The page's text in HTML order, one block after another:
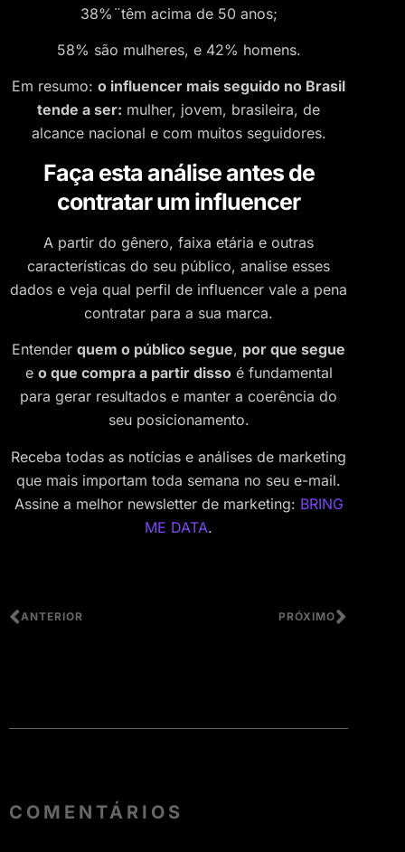
38%¨têm acima de 50 anos;
58% são mulheres, e 42% homens.
Em resumo: o influencer mais seguido no Brasil
tende a ser: mulher, jovem, brasileira, de
alcance nacional e com muitos seguidores.
Faça esta análise antes de
contratar um influencer
A partir do gênero, faixa etária e outras
características do seu público, analise esses
dados e veja qual perfil de influencer vale a pena
contratar para a sua marca.
Entender quem o público segue, por que segue
e o que compra a partir dissoé fundamental
para gerar resultados e manter a coerência do
seu posicionamento.
Receba todas as notícias e análises de marketing
que mais importam toda semana no seu e-mail.
Assine a melhor newsletter de marketing: BRING
ME DATA.
ANTERIOR PRÓXIMO
COMENTÁRIOS